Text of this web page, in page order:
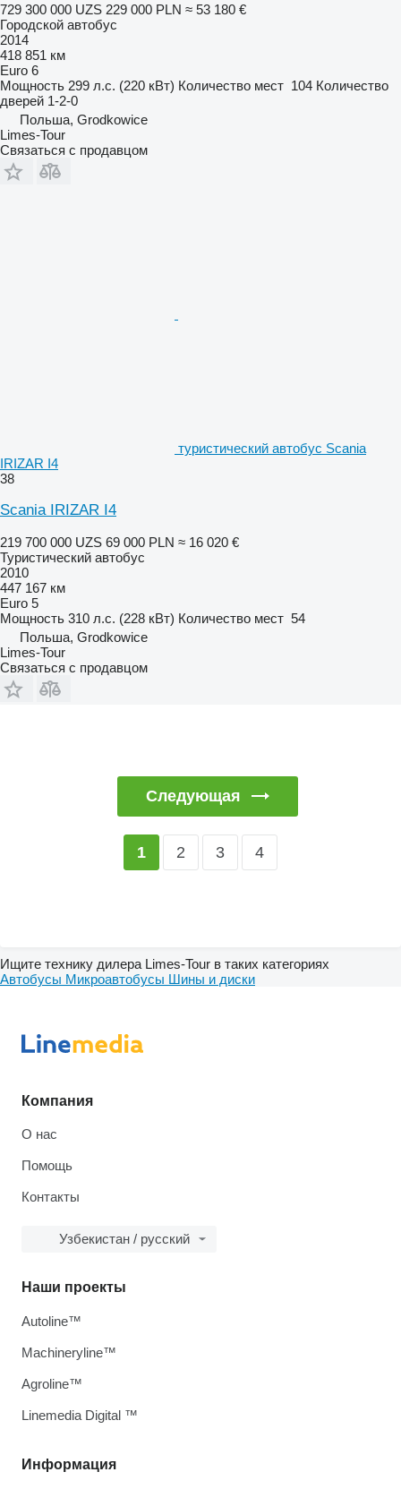
729 300 000 UZS 229 000 PLN ≈ 53 180 €
Городской автобус
2014
418 851 км
Euro 6
Мощность 299 л.с. (220 кВт) Количество мест 104 Количество
дверей 1-2-0
Польша, Grodkowice
Limes-Tour
Связаться с продавцом
туристический автобус Scania
IRIZAR I4
38
Scania IRIZAR I4
219 700 000 UZS 69 000 PLN ≈ 16 020 €
Туристический автобус
2010
447 167 км
Euro 5
Мощность 310 л.с. (228 кВт) Количество мест 54
Польша, Grodkowice
Limes-Tour
Связаться с продавцом
Следующая
1 2 3 4
Ищите технику дилера Limes-Tour в таких категориях
Автобусы Микроавтобусы Шины и диски
Компания
О нас
Помощь
Контакты
Узбекистан / русский
Информация
Наши проекты
Autoline™
Machineryline™
Agroline™
Linemedia Digital ™